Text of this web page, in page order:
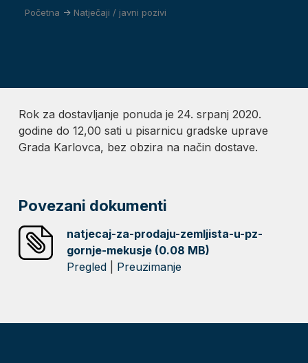
Početna -> Natječaji / javni pozivi
Rok za dostavljanje ponuda je 24. srpanj 2020.
godine do 12,00 sati u pisarnicu gradske uprave
Grada Karlovca, bez obzira na način dostave.
Povezani dokumenti
natjecaj-za-prodaju-zemljista-u-pz-
gornje-mekusje (0.08 MB)
Pregled
Preuzimanje